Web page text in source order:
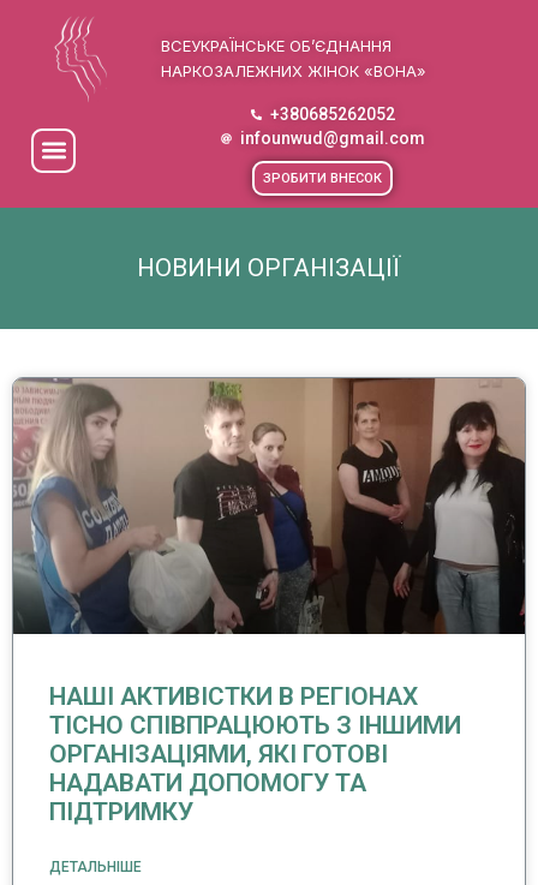
ВСЕУКРАЇНСЬКЕ ОБ’ЄДНАННЯ
НАРКОЗАЛЕЖНИХ ЖІНОК «ВОНА»
+380685262052
infounwud@gmail.com
ЗРОБИТИ ВНЕСОК
НОВИНИ ОРГАНІЗАЦІЇ
НАШІ АКТИВІСТКИ В РЕГІОНАХ
ТІСНО СПІВПРАЦЮЮТЬ З ІНШИМИ
ОРГАНІЗАЦІЯМИ, ЯКІ ГОТОВІ
НАДАВАТИ ДОПОМОГУ ТА
ПІДТРИМКУ
ДЕТАЛЬНІШЕ